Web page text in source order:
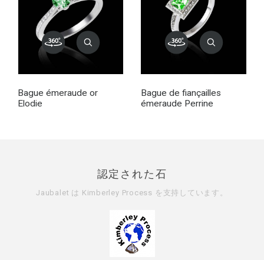
Bague émeraude or
Elodie
Bague de fiançailles
émeraude Perrine
認定された石
Jaubalet は Kimberley Process を支持しています。